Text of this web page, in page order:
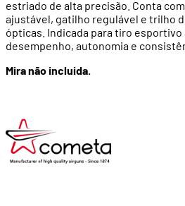
estriado de alta precisão. Conta
ajustável, gatilho regulável e trilho
ópticas. Indicada para tiro
desempenho, autonomia e
Mira não incluida.